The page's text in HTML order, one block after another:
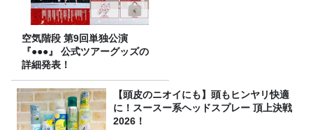
空気階段 第9回単独公演
『●●●』 公式ツアーグッズの
詳細発表！
【頭皮のニオイにも】頭もヒンヤリ快適
に！スースー系ヘッドスプレー 頂上決戦
2026！